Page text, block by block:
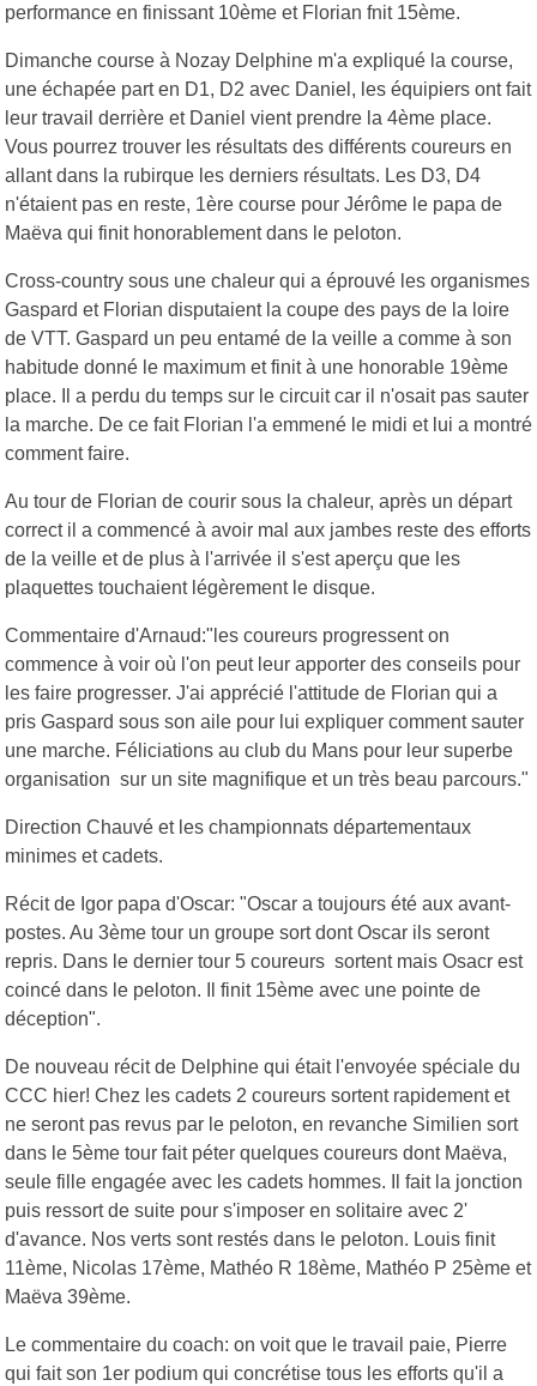
performance en finissant 10ème et Florian fnit 15ème.
Dimanche course à Nozay Delphine m'a expliqué la course,
une échapée part en D1, D2 avec Daniel, les équipiers ont fait
leur travail derrière et Daniel vient prendre la 4ème place.
Vous pourrez trouver les résultats des différents coureurs en
allant dans la rubirque les derniers résultats. Les D3, D4
n'étaient pas en reste, 1ère course pour Jérôme le papa de
Maëva qui finit honorablement dans le peloton.
Cross-country sous une chaleur qui a éprouvé les organismes
Gaspard et Florian disputaient la coupe des pays de la loire
de VTT. Gaspard un peu entamé de la veille a comme à son
habitude donné le maximum et finit à une honorable 19ème
place. Il a perdu du temps sur le circuit car il n'osait pas sauter
la marche. De ce fait Florian l'a emmené le midi et lui a montré
comment faire.
Au tour de Florian de courir sous la chaleur, après un départ
correct il a commencé à avoir mal aux jambes reste des efforts
de la veille et de plus à l'arrivée il s'est aperçu que les
plaquettes touchaient légèrement le disque.
Commentaire d'Arnaud:"les coureurs progressent on
commence à voir où l'on peut leur apporter des conseils pour
les faire progresser. J'ai apprécié l'attitude de Florian qui a
pris Gaspard sous son aile pour lui expliquer comment sauter
une marche. Féliciations au club du Mans pour leur superbe
organisation sur un site magnifique et un très beau parcours."
Direction Chauvé et les championnats départementaux
minimes et cadets.
Récit de Igor papa d'Oscar: "Oscar a toujours été aux avant-
postes. Au 3ème tour un groupe sort dont Oscar ils seront
repris. Dans le dernier tour 5 coureurs sortent mais Osacr est
coincé dans le peloton. Il finit 15ème avec une pointe de
déception".
De nouveau récit de Delphine qui était l'envoyée spéciale du
CCC hier! Chez les cadets 2 coureurs sortent rapidement et
ne seront pas revus par le peloton, en revanche Similien sort
dans le 5ème tour fait péter quelques coureurs dont Maëva,
seule fille engagée avec les cadets hommes. Il fait la jonction
puis ressort de suite pour s'imposer en solitaire avec 2'
d'avance. Nos verts sont restés dans le peloton. Louis finit
11ème, Nicolas 17ème, Mathéo R 18ème, Mathéo P 25ème et
Maëva 39ème.
Le commentaire du coach: on voit que le travail paie, Pierre
qui fait son 1er podium qui concrétise tous les efforts qu'il a